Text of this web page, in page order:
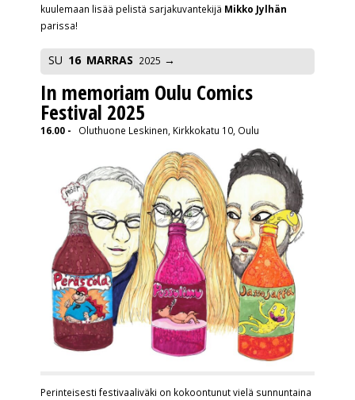
kuulemaan lisää pelistä sarjakuvantekijä Mikko Jylhän
parissa!
SU 16 MARRAS 2025
In memoriam Oulu Comics
Festival 2025
16.00 - Oluthuone Leskinen, Kirkkokatu 10, Oulu
Perinteisesti festivaaliväki on kokoontunut vielä sunnuntaina